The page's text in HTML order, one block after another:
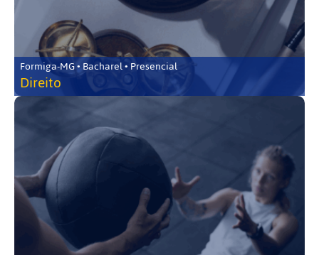
Formiga-MG • Bacharel • Presencial
Direito